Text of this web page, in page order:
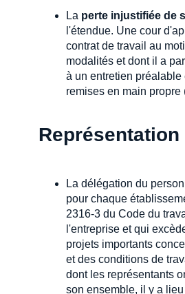
La perte injustifiée de
l'étendue. Une cour
contrat de travail au
modalités et dont il a
à un entretien
remises en main propre
Représentation
La délégation du
pour chaque
2316-3 du Code du
l'entreprise et qui
projets importants
et des conditions de
dont les représentants
son ensemble, il y a